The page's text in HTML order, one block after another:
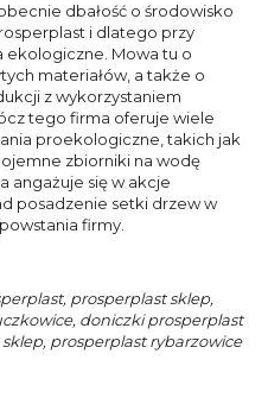
dbałość o środowisko
i dlatego przy
ekologiczne. Mowa tu o
materiałów, a także o
z wykorzystaniem
tego firma oferuje wiele
proekologiczne, takich jak
zbiorniki na wodę
angażuje się w akcje
posadzenie setki drzew w
firmy.
prosperplast sklep,
doniczki prosperplast
prosperplast rybarzowice